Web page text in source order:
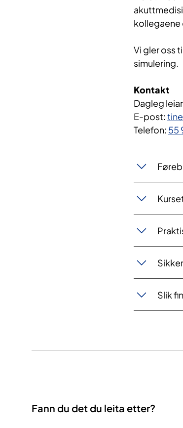
kollegaene
Vi gler oss
simulering.
Kontakt
Dagleg
E-post:
Telefon: 55
Slik
Fann du det du leita etter?